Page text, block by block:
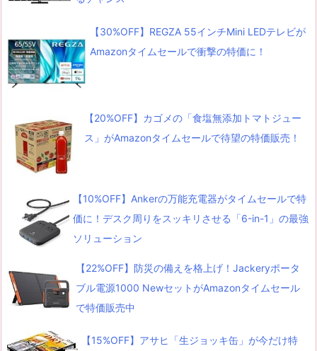
【30%OFF】REGZA 55インチMini LEDテレビが
Amazonタイムセールで衝撃の特価に！
【20%OFF】カゴメの「食塩無添加トマトジュー
ス」がAmazonタイムセールで待望の特価販売！
【10%OFF】Ankerの万能充電器がタイムセールで特
価に！デスク周りをスッキリさせる「6-in-1」の最強
ソリューション
【22%OFF】防災の備えを格上げ！Jackeryポータ
ブル電源1000 NewセットがAmazonタイムセール
で特価販売中
【15%OFF】アサヒ「生ジョッキ缶」が今だけ特